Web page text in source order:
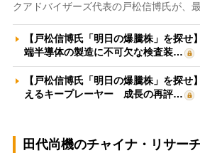
クアドバイザーズ代表の戸松信博氏が、
【戸松信博氏「明日の爆騰株」を探せ
端半導体の製造に不可欠な検査装…
【戸松信博氏「明日の爆騰株」を探
えるキープレーヤー 成長の再評…
田代尚機のチャイナ・リサー